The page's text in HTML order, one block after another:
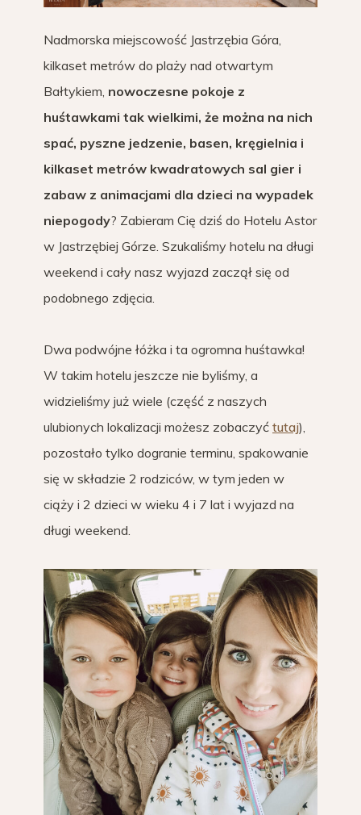
Nadmorska miejscowość Jastrzębia Góra,
kilkaset metrów do plaży nad otwartym
Bałtykiem, nowoczesne pokoje z
huśtawkami tak wielkimi, że można na nich
spać, pyszne jedzenie, basen, kręgielnia i
kilkaset metrów kwadratowych sal gier i
zabaw z animacjami dla dzieci na wypadek
niepogody? Zabieram Cię dziś do Hotelu Astor
w Jastrzębiej Górze. Szukaliśmy hotelu na długi
weekend i cały nasz wyjazd zaczął się od
podobnego zdjęcia.
Dwa podwójne łóżka i ta ogromna huśtawka!
W takim hotelu jeszcze nie byliśmy, a
widzieliśmy już wiele (część z naszych
ulubionych lokalizacji możesz zobaczyć tutaj),
pozostało tylko dogranie terminu, spakowanie
się w składzie 2 rodziców, w tym jeden w
ciąży i 2 dzieci w wieku 4 i 7 lat i wyjazd na
długi weekend.